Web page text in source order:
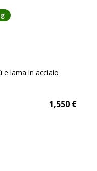
e lama in acciaio
1,550 €